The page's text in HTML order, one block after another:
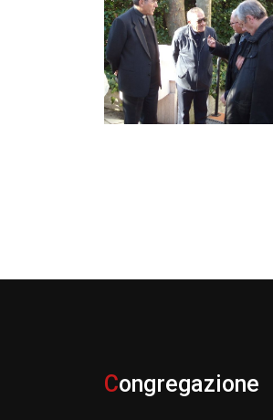
Congregazione